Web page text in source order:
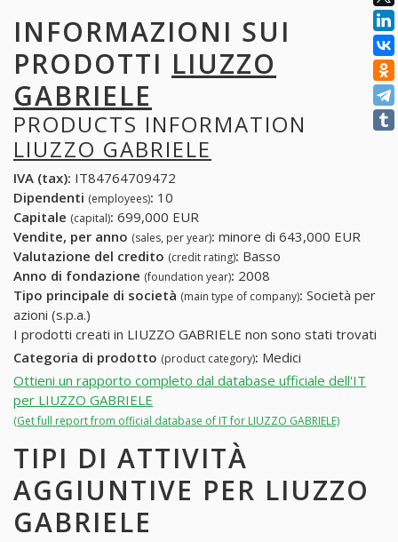
INFORMAZIONI SUI
PRODOTTI LIUZZO
GABRIELE
PRODUCTS INFORMATION
LIUZZO GABRIELE
IVA (tax): IT84764709472
Dipendenti (employees): 10
Capitale (capital): 699,000 EUR
Vendite, per anno (sales, per year): minore di 643,000 EUR
Valutazione del credito (credit rating): Basso
Anno di fondazione (foundation year): 2008
Tipo principale di società (main type of company): Società per
azioni (s.p.a.)
I prodotti creati in LIUZZO GABRIELE non sono stati trovati
Categoria di prodotto (product category): Medici
Ottieni un rapporto completo dal database ufficiale dell'IT
per LIUZZO GABRIELE
(Get full report from official database of IT for LIUZZO GABRIELE)
TIPI DI ATTIVITÀ
AGGIUNTIVE PER LIUZZO
GABRIELE